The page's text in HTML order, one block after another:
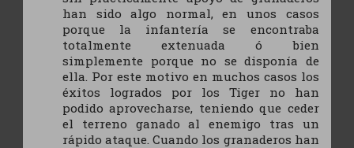
han sido algo normal, en unos casos
porque la infantería se encontraba
totalmente extenuada ó bien
simplemente porque no se disponía de
ella. Por este motivo en muchos casos los
éxitos logrados por los Tiger no han
podido aprovecharse, teniendo que ceder
el terreno ganado al enemigo tras un
rápido ataque. Cuando los granaderos han